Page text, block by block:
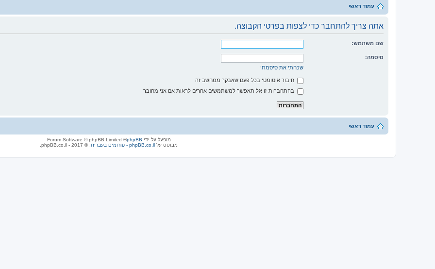
עמוד ראשי
אתה צריך להתחבר כדי לצפות בפרטי הקבוצה.
שם משתמש:
סיסמה:
שכחתי את סיסמתי
חיבור אוטומטי בכל פעם שאבקר ממחשב זה
בהתחברות זו אל תאפשר למשתמשים אחרים לראות אם אני מחובר
עמוד ראשי
מופעל על ידי phpBB
® Forum Software © phpBB Limited
מבוסס על phpBB.co.il - פורומים בעברית . © 2017 - phpBB.co.il.